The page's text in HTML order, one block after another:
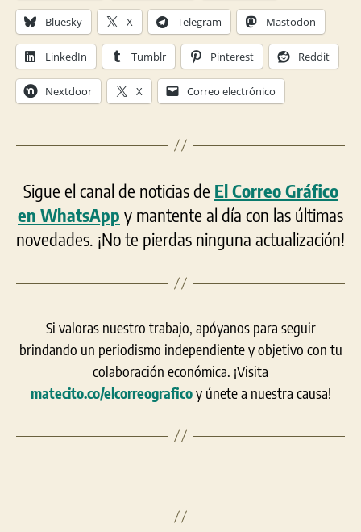
Bluesky X Telegram Mastodon
LinkedIn Tumblr Pinterest Reddit
Nextdoor X Correo electrónico
Sigue el canal de noticias de El Correo Gráfico
en WhatsApp y mantente al día con las últimas
novedades. ¡No te pierdas ninguna actualización!
Si valoras nuestro trabajo, apóyanos para seguir
brindando un periodismo independiente y objetivo con tu
colaboración económica. ¡Visita
matecito.co/elcorreograficoy únete a nuestra causa!